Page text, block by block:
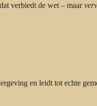
dat verbiedt de wet – maar
en leidt tot echte